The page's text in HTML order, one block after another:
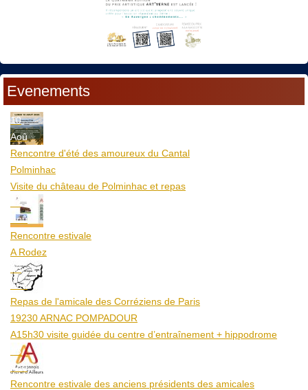
Evenements
10
Aoû
Rencontre d'été des amoureux du Cantal
Polminhac
Visite du château de Polminhac et repas
12
Aoû
Rencontre estivale
A Rodez
23
Aoû
Repas de l'amicale des Corréziens de Paris
19230 ARNAC POMPADOUR
A15h30 visite guidée du centre d’entraînement + hippodrome
25
Aoû
Rencontre estivale des anciens présidents des amicales